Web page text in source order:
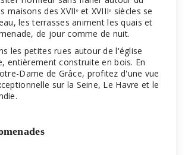
maisons des XVIIᵉ et XVIIIᵉ siècles se
les terrasses animent les quais et
de jour comme de nuit.
les petites rues autour de l'église
entièrement construite en bois. En
Dame de Grâce, profitez d'une vue
sur la Seine, Le Havre et le